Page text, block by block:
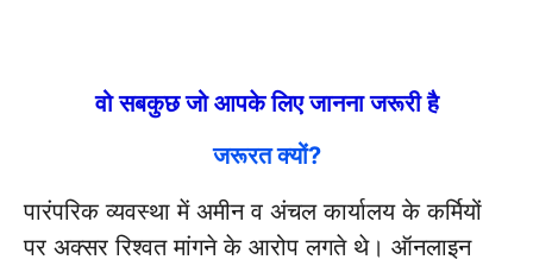
वो सबकुछ जो आपके लिए जानना जरूरी है
जरूरत क्यों?
पारंपरिक व्यवस्था में अमीन व अंचल कार्यालय के कर्मियों
पर अक्सर रिश्वत मांगने के आरोप लगते थे। ऑनलाइन